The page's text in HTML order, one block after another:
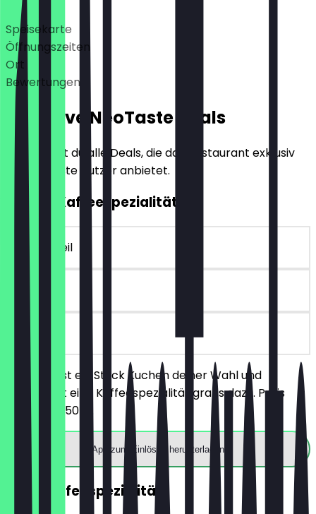
Deals
Speisekarte
Öffnungszeiten
Ort
Bewertungen
Exklusive NeoTaste Deals
Hier findest du alle Deals, die das Restaurant exklusiv
für NeoTaste Nutzer anbietet.
GRATIS Kaffeespezialität
~€ 4 Vorteil
90 Tage
vor Ort
Du bestellst ein Stück Kuchen deiner Wahl und
bekommst eine Kaffeespezialität gratis dazu. Preis
limit von 4,50 €.
App zum Einlösen herunterladen
2für1 Kaffeespezialität